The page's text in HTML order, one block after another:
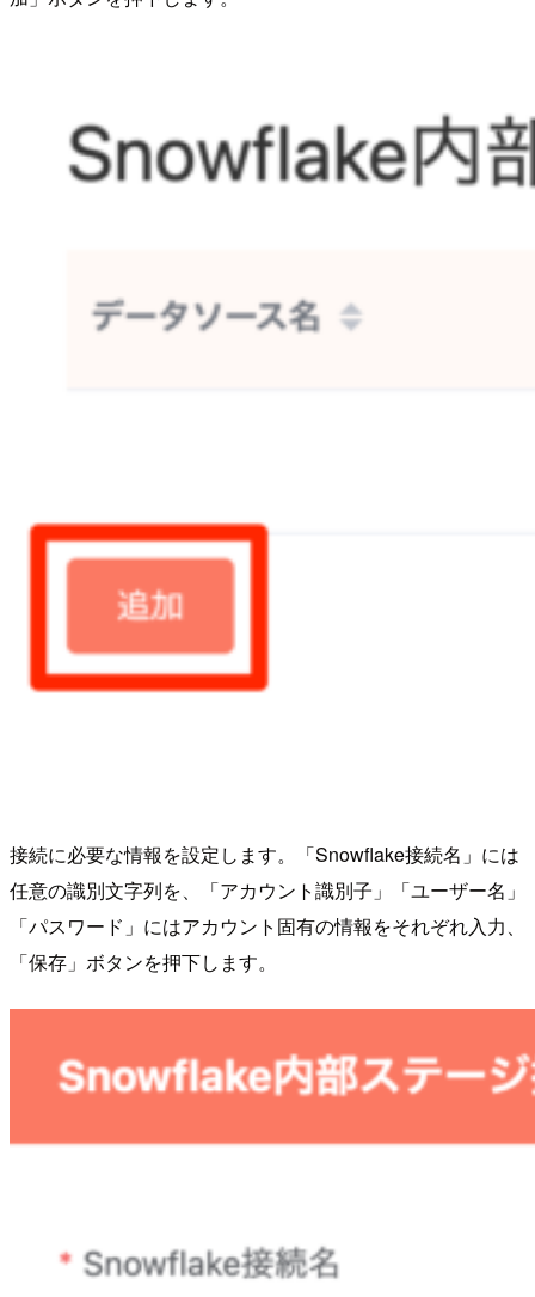
接続に必要な情報を設定します。「Snowflake接続名」には
任意の識別文字列を、「アカウント識別子」「ユーザー名」
「パスワード」にはアカウント固有の情報をそれぞれ入力、
「保存」ボタンを押下します。